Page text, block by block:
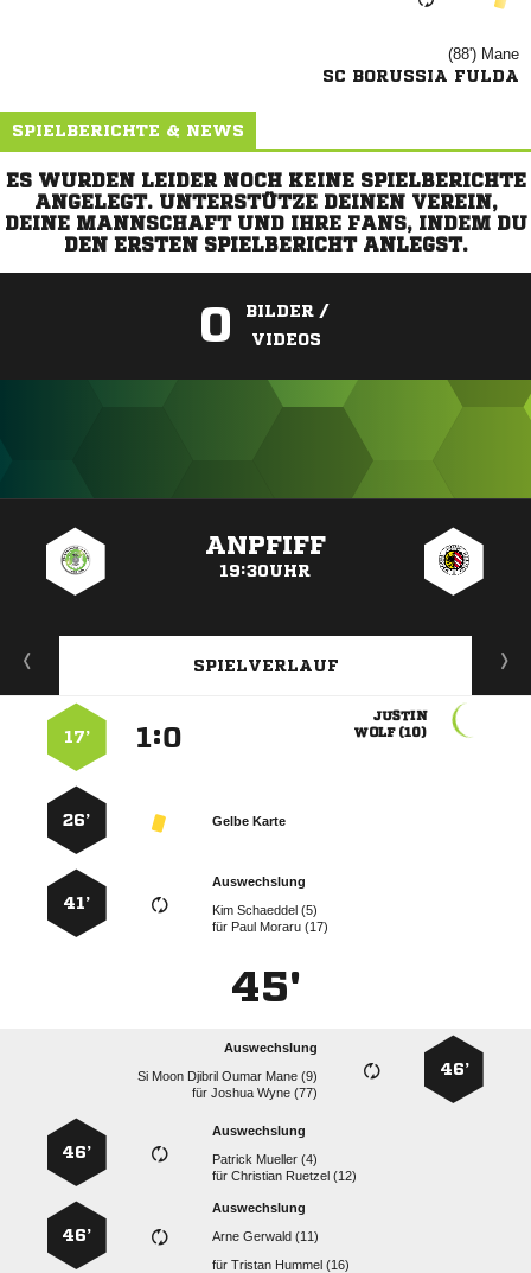
(88') 
SC BORUSSIA FULDA
SPIELBERICHTE & NEWS
ES WURDEN LEIDER NOCH KEINE SPIELBERICHTE
ANGELEGT. UNTERSTÜTZE DEINEN VEREIN,
DEINE MANNSCHAFT UND IHRE FANS, INDEM DU
DEN ERSTEN SPIELBERICHT ANLEGST.
0
BILDER /
VIDEOS
ANPFIFF
19:30UHR
SPIELVERLAUF

 
:
17’
Gelbe Karte
26’
Auswechslung
  
für   
41’
45'
46’
Auswechslung
     
für  
Auswechslung
  
für  
46’
Auswechslung
  
für  
46’